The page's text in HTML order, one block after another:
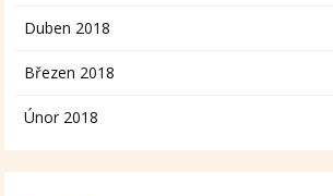
Duben 2018
Březen 2018
Únor 2018